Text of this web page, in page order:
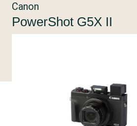
Canon
PowerShot G5X II